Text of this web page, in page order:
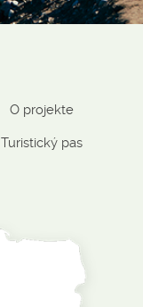
O projekte
Turistický pas